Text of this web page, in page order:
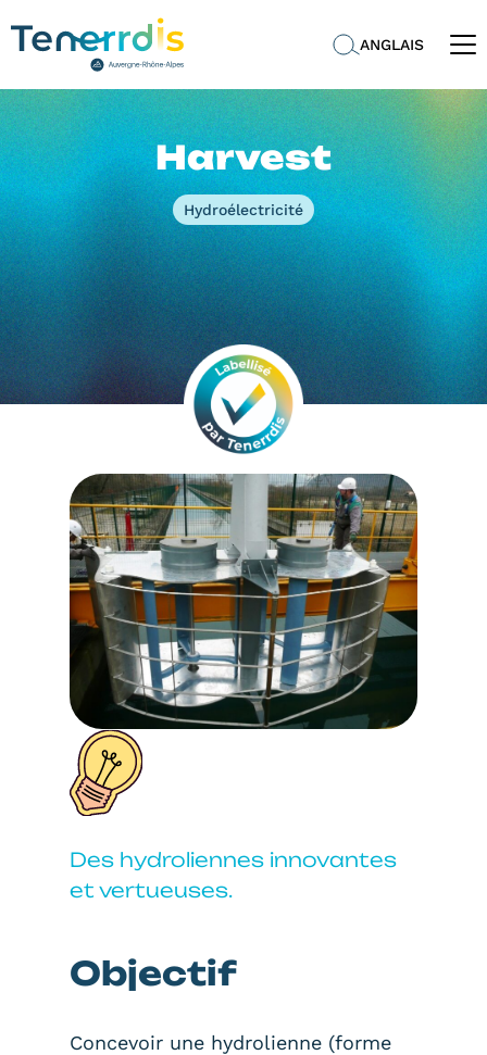
ANGLAIS
Harvest
Hydroélectricité
Des hydroliennes innovantes
et vertueuses.
Objectif
Concevoir une hydrolienne (forme